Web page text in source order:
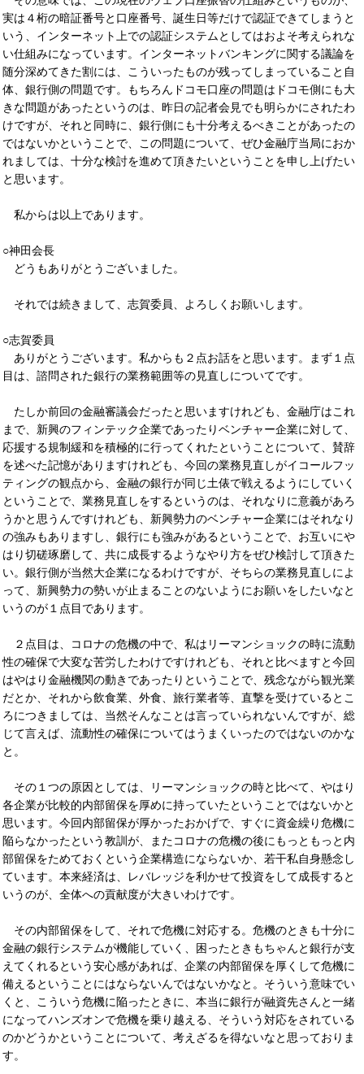
実は４桁の暗証番号と口座番号、誕生日等だけで認証できてしまうと
いう、インターネット上での認証システムとしてはおよそ考えられな
い仕組みになっています。インターネットバンキングに関する議論を
随分深めてきた割には、こういったものが残ってしまっていること自
体、銀行側の問題です。もちろんドコモ口座の問題はドコモ側にも大
きな問題があったというのは、昨日の記者会見でも明らかにされたわ
けですが、それと同時に、銀行側にも十分考えるべきことがあったの
ではないかということで、この問題について、ぜひ金融庁当局におか
れましては、十分な検討を進めて頂きたいということを申し上げたい
と思います。
私からは以上であります。
○神田会長
どうもありがとうございました。
それでは続きまして、志賀委員、よろしくお願いします。
○志賀委員
ありがとうございます。私からも２点お話をと思います。まず１点
目は、諮問された銀行の業務範囲等の見直しについてです。
たしか前回の金融審議会だったと思いますけれども、金融庁はこれ
まで、新興のフィンテック企業であったりベンチャー企業に対して、
応援する規制緩和を積極的に行ってくれたということについて、賛辞
を述べた記憶がありますけれども、今回の業務見直しがイコールフッ
ティングの観点から、金融の銀行が同じ土俵で戦えるようにしていく
ということで、業務見直しをするというのは、それなりに意義があろ
うかと思うんですけれども、新興勢力のベンチャー企業にはそれなり
の強みもありますし、銀行にも強みがあるということで、お互いにや
はり切磋琢磨して、共に成長するようなやり方をぜひ検討して頂きた
い。銀行側が当然大企業になるわけですが、そちらの業務見直しによ
って、新興勢力の勢いが止まることのないようにお願いをしたいなと
いうのが１点目であります。
２点目は、コロナの危機の中で、私はリーマンショックの時に流動
性の確保で大変な苦労したわけですけれども、それと比べますと今回
はやはり金融機関の動きであったりということで、残念ながら観光業
だとか、それから飲食業、外食、旅行業者等、直撃を受けているとこ
ろにつきましては、当然そんなことは言っていられないんですが、総
じて言えば、流動性の確保についてはうまくいったのではないのかな
と。
その１つの原因としては、リーマンショックの時と比べて、やはり
各企業が比較的内部留保を厚めに持っていたということではないかと
思います。今回内部留保が厚かったおかげで、すぐに資金繰り危機に
陥らなかったという教訓が、またコロナの危機の後にもっともっと内
部留保をためておくという企業構造にならないか、若干私自身懸念し
ています。本来経済は、レバレッジを利かせて投資をして成長すると
いうのが、全体への貢献度が大きいわけです。
その内部留保をして、それで危機に対応する。危機のときも十分に
金融の銀行システムが機能していく、困ったときもちゃんと銀行が支
えてくれるという安心感があれば、企業の内部留保を厚くして危機に
備えるということにはならないんではないかなと。そういう意味でい
くと、こういう危機に陥ったときに、本当に銀行が融資先さんと一緒
になってハンズオンで危機を乗り越える、そういう対応をされている
のかどうかということについて、考えざるを得ないなと思っておりま
す。